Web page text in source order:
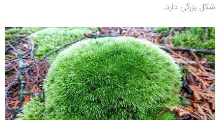
شکل بزرگی دارد.